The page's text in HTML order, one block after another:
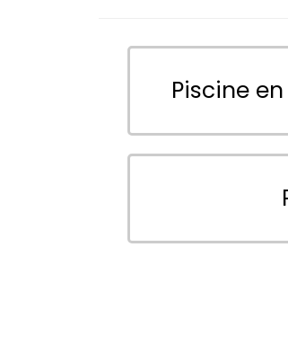
Piscine